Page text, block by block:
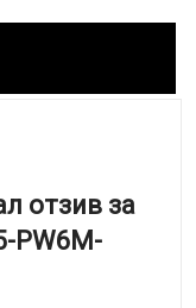
отзив за
PW6M-